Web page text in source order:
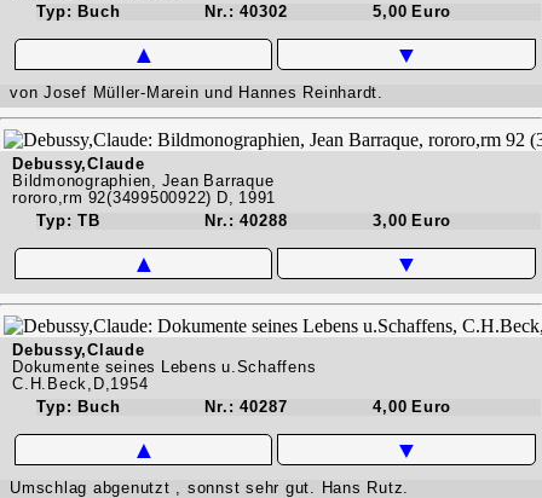
Typ: Buch
Nr.: 40302 5,00 Euro
▲ ▼
von Josef Müller-Marein und Hannes Reinhardt.
Debussy,Claude
Bildmonographien, Jean Barraque
rororo,rm 92(3499500922) D, 1991
Typ: TB
Nr.: 40288 3,00 Euro
▲ ▼
Debussy,Claude
Dokumente seines Lebens u.Schaffens
C.H.Beck,D,1954
Typ: Buch
Nr.: 40287 4,00 Euro
▲ ▼
Umschlag abgenutzt , sonnst sehr gut. Hans Rutz.